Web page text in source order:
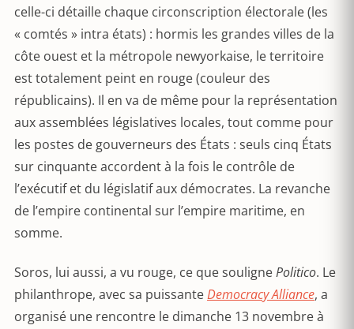
celle-ci détaille chaque circonscription électorale (les
« comtés » intra états) : hormis les grandes villes de la
côte ouest et la métropole newyorkaise, le territoire
est totalement peint en rouge (couleur des
républicains). Il en va de même pour la représentation
aux assemblées législatives locales, tout comme pour
les postes de gouverneurs des États : seuls cinq États
sur cinquante accordent à la fois le contrôle de
l’exécutif et du législatif aux démocrates. La revanche
de l’empire continental sur l’empire maritime, en
somme.
Soros, lui aussi, a vu rouge, ce que soulignePolitico. Le
philanthrope, avec sa puissanteDemocracy Alliance, a
organisé une rencontre le dimanche 13 novembre à